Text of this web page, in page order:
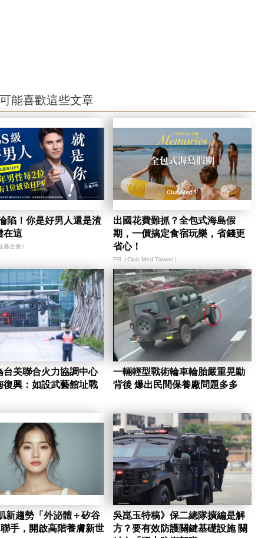
能喜歡這些文章
陷！你是好男人還是渣
在這
基金會）
出國花費難抓？全包式海島假
期，一價搞定食宿玩樂，省錢更
省心！
PR（Club Med Taiwan）
台美聯合火力協調中心
興：如設武藝館址戰
一輛輕型戰術輪車輪胎嚴重晃動
背後 爆出民間保養廠問題多多
新趨勢「外泌體＋矽谷
手，開啟高階養膚新世
吳崑玉特稿》保二總隊擴編是解
方？要有效防護關鍵基礎設施 關